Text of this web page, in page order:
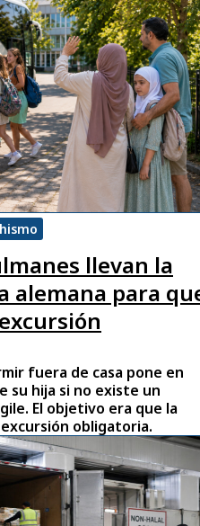
llevan la
alemana para
fuera de casa pone en
su hija si no existe un
El objetivo era que la
obligatoria.